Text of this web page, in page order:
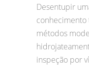
Desentupir
métodos
inspeção por